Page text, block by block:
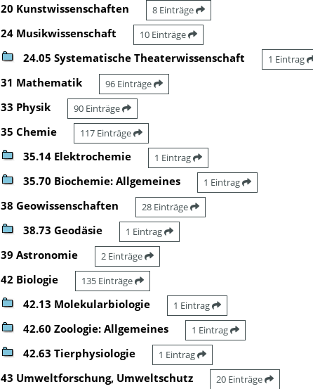
20 Kunstwissenschaften 8 Einträge
24 Musikwissenschaft 10 Einträge
24.05 Systematische Theaterwissenschaft 1 Eintrag
31 Mathematik 96 Einträge
33 Physik 90 Einträge
35 Chemie 117 Einträge
35.14 Elektrochemie 1 Eintrag
35.70 Biochemie: Allgemeines 1 Eintrag
38 Geowissenschaften 28 Einträge
38.73 Geodäsie 1 Eintrag
39 Astronomie 2 Einträge
42 Biologie 135 Einträge
42.13 Molekularbiologie 1 Eintrag
42.60 Zoologie: Allgemeines 1 Eintrag
42.63 Tierphysiologie 1 Eintrag
43 Umweltforschung, Umweltschutz 20 Einträge